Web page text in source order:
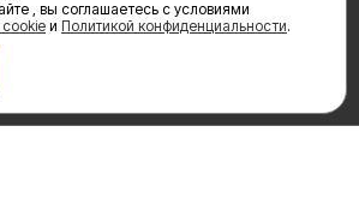
, вы соглашаетесь с условиями
и Политикой конфиденциальности.
и защиты персональных данных